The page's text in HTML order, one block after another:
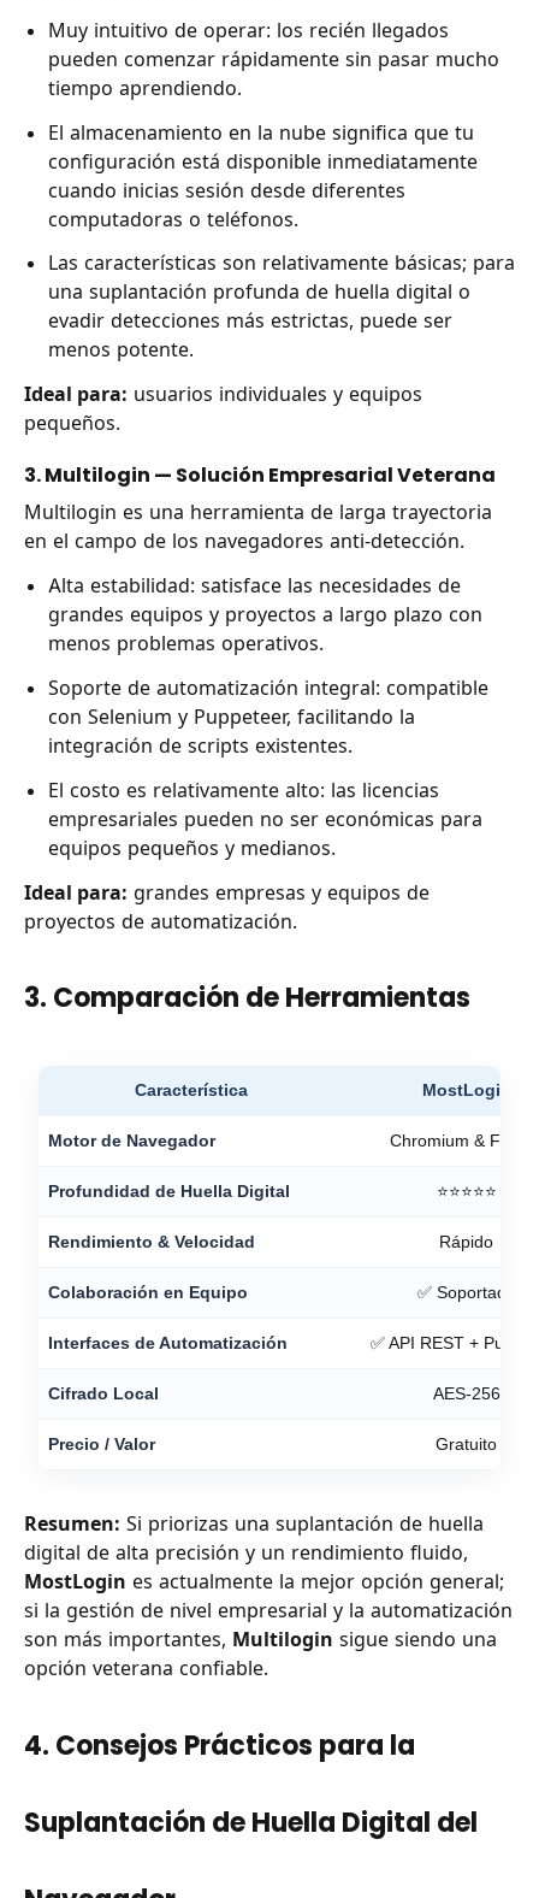
Muy intuitivo de operar: los recién llegados
pueden comenzar rápidamente sin pasar mucho
tiempo aprendiendo.
El almacenamiento en la nube significa que tu
configuración está disponible inmediatamente
cuando inicias sesión desde diferentes
computadoras o teléfonos.
Las características son relativamente básicas; para
una suplantación profunda de huella digital o
evadir detecciones más estrictas, puede ser
menos potente.
Ideal para: usuarios individuales y equipos
pequeños.
3. Multilogin — Solución Empresarial Veterana
Multilogin es una herramienta de larga trayectoria
en el campo de los navegadores anti-detección.
Alta estabilidad: satisface las necesidades de
grandes equipos y proyectos a largo plazo con
menos problemas operativos.
Soporte de automatización integral: compatible
con Selenium y Puppeteer, facilitando la
integración de scripts existentes.
El costo es relativamente alto: las licencias
empresariales pueden no ser económicas para
equipos pequeños y medianos.
Ideal para: grandes empresas y equipos de
proyectos de automatización.
3. Comparación de Herramientas
Característica MostLogin
Motor de Navegador Chromium &
Profundidad de Huella Digital ⭐⭐⭐⭐⭐
Rendimiento & Velocidad Rápido
Colaboración en Equipo ✅ Soportado
Interfaces de Automatización ✅ API REST +
Cifrado Local AES-256
Precio / Valor Gratuito
Resumen: Si priorizas una suplantación de huella
digital de alta precisión y un rendimiento fluido,
MostLogin es actualmente la mejor opción general;
si la gestión de nivel empresarial y la automatización
son más importantes, Multilogin sigue siendo una
opción veterana confiable.
4. Consejos Prácticos para la
Suplantación de Huella Digital del